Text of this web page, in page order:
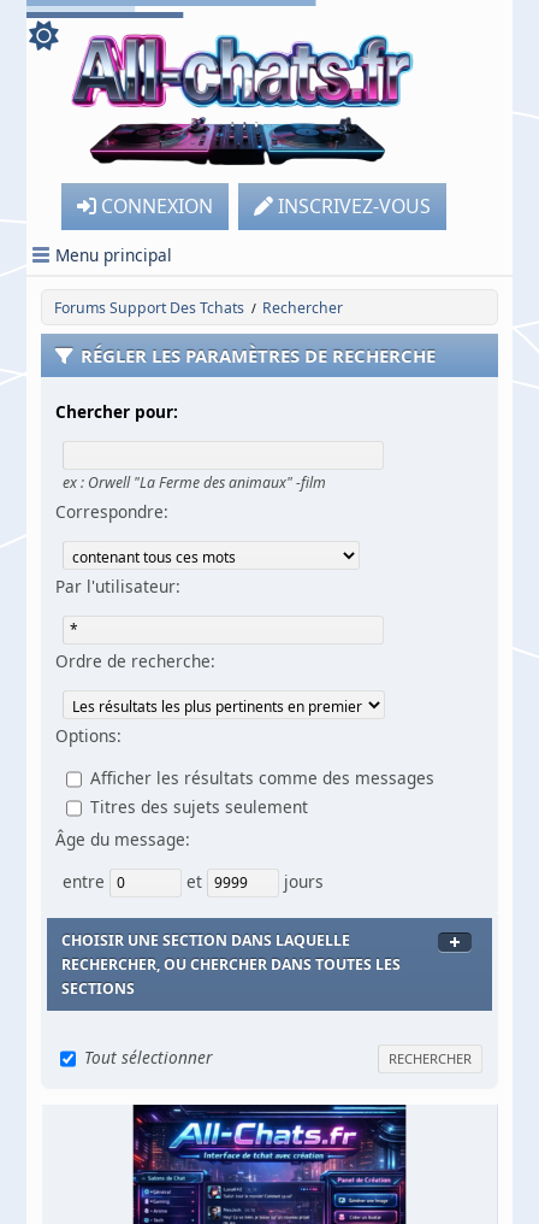
CONNEXION INSCRIVEZ-VOUS
Menu principal
Forums Support Des Tchats / Rechercher
RÉGLER LES PARAMÈTRES DE RECHERCHE
Chercher pour:
ex : Orwell "La Ferme des animaux" -film
Correspondre:
Par l'utilisateur:
Ordre de recherche:
Options:
Afficher les résultats comme des messages
Titres des sujets seulement
Âge du message:
entre
et jours
CHOISIR UNE SECTION DANS LAQUELLE
RECHERCHER, OU CHERCHER DANS TOUTES LES
SECTIONS
Tout sélectionner